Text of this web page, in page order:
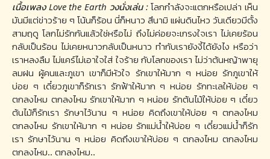
เนื้อเพลง Love the Earth วงนั่งเล่น :โลกกำลังจะแตกหรือเปล่า เห็น
มันมีแต่ข่าวร้าย ๆ โน้นก็ร้อน นี่ก็หนาว สึนามิ แผ่นดินไหว วันเดียวมีตั้ง
สามฤดู โลกไม่รักกันแล้วใช่หรือไม่ ถึงไม่ค่อยจะเกรงใจเรา ไม่เคยร้อน
กลับเป็นร้อน ไม่เคยหนาวกลับเป็นหนาว ทำกับเรายังงี้ได้ยังไง หรือว่า
เราหลงลืม ไม่แคร์ไม่เอาใจใส่ ใจร้าย กับโลกของเรา ไม่ว่าต้นหญ้าพายุ
ลมฝน ผู้คนและภูเขา เขาก็มีหัวใจ รักเขาให้มาก ๆ หน่อย รักภูเขาให้
บ่อย ๆ เดี๋ยวภูเขาก็รักเรา รักฟ้าให้มาก ๆ หน่อย รักทะเลให้บ่อย ๆ
ตกลงไหม ตกลงไหม รักเขาให้มาก ๆ หน่อย รักต้นไม้ให้บ่อย ๆ เดี๋ยว
ต้นไม้ก็รักเรา รักษาไว้นาน ๆ หน่อย คิดถึงเขาให้บ่อย ๆ ตกลงไหม
ตกลงไหม รักเขาให้มาก ๆ หน่อย รักแม่น้ำให้บ่อย ๆ เดี๋ยวแม่น้ำก็รัก
เรา รักษาไว้นาน ๆ หน่อย คิดถึงเขาให้บ่อย ๆ ตกลงไหม ตกลงไหม
ตกลงไหม.. ตกลงไหม..